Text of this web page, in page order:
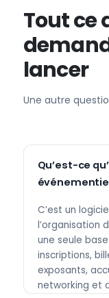
Tout ce
lancer
Une autre
Qu’est-ce
C’est un
l’organisation
une seule
inscriptions,
exposants,
networking et